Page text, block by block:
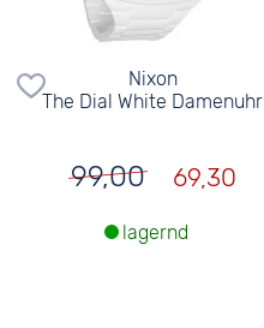
Nixon
The Dial White Damenuhr
99,00 69,30
lagernd